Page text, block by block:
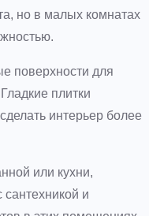
но в малых комнатах
поверхности для
плитки
интерьер более
или кухни,
и